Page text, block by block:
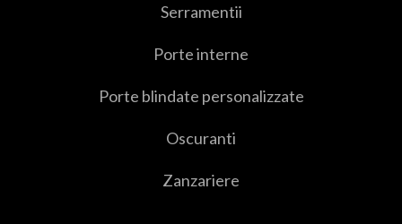
Serramentii
Porte interne
Porte blindate personalizzate
Oscuranti
Zanzariere